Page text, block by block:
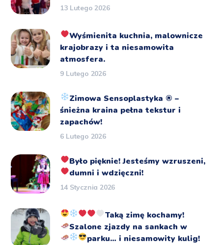
13 Lutego 2026
Wyśmienita kuchnia, malownicze
krajobrazy i ta niesamowita
atmosfera.
9 Lutego 2026
Zimowa Sensoplastyka ®️ –
śnieżna kraina pełna tekstur i
zapachów!
6 Lutego 2026
Było pięknie!Jesteśmy wzruszeni,
dumni i wdzięczni!
14 Stycznia 2026
Taką zimę kochamy!
Szalone zjazdy na sankach w
parku… i niesamowity kulig!